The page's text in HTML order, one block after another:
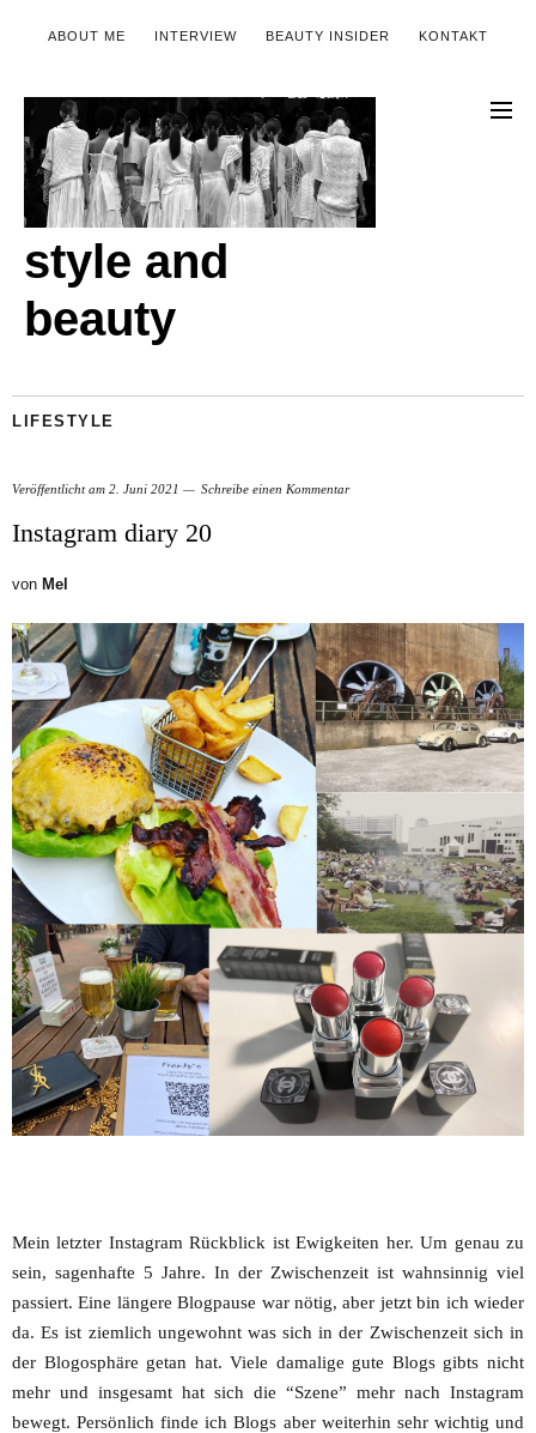
ABOUT ME INTERVIEW BEAUTY INSIDER KONTAKT
style and
beauty
LIFESTYLE
Veröffentlicht am 2. Juni 2021 Schreibe einen Kommentar
Instagram diary 20
von Mel
Mein letzter Instagram Rückblick ist Ewigkeiten her. Um genau zu
sein, sagenhafte 5 Jahre. In der Zwischenzeit ist wahnsinnig viel
passiert. Eine längere Blogpause war nötig, aber jetzt bin ich wieder
da. Es ist ziemlich ungewohnt was sich in der Zwischenzeit sich in
der Blogosphäre getan hat. Viele damalige gute Blogs gibts nicht
mehr und insgesamt hat sich die “Szene” mehr nach Instagram
bewegt. Persönlich finde ich Blogs aber weiterhin sehr wichtig und